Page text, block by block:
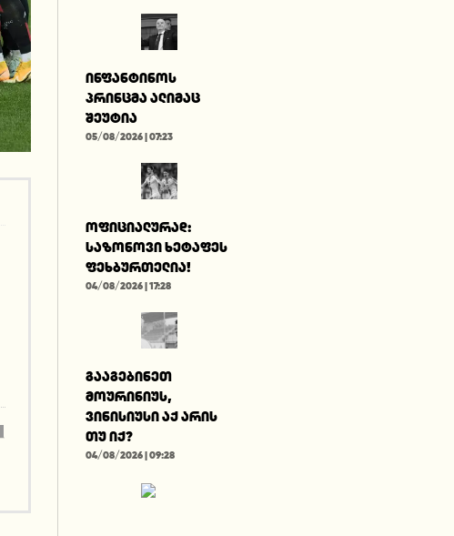
ინფანტინოს
პრინცმა ალიმაც
შეუტია
05/08/2026 | 07:23
ოფიციალურად:
საზონოვი ხეტაფეს
ფეხბურთელია!
04/08/2026 | 17:28
გააგებინეთ
მოურინიუს,
ვინისიუსი აქ არის
თუ იქ?
04/08/2026 | 09:28